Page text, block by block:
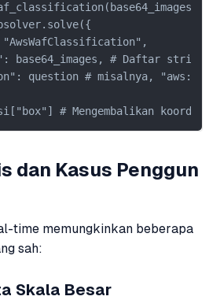
base64_images, # Daftar string
question # misalnya,
# Mengembalikan
dan Kasus Penggun
time memungkinkan beberapa
sah:
Skala Besar